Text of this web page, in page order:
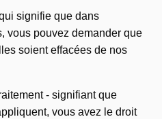
signifie que dans
vous pouvez demander que
soient effacées de nos
- signifiant que
vous avez le droit